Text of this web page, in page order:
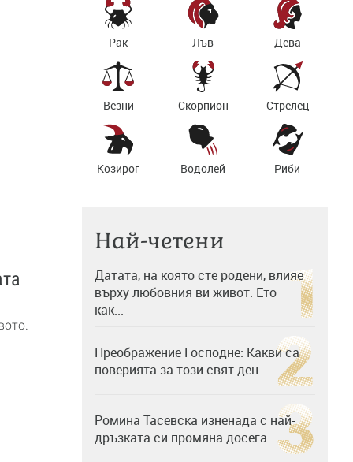
Рак Лъв Дева
Везни Скорпион Стрелец
Козирог Водолей Риби
Най-четени
Датата, на която сте родени, влияе
върху любовния ви живот. Ето
как...
Преображение Господне: Какви са
поверията за този свят ден
Ромина Тасевска изненада с най-
дръзката си промяна досега